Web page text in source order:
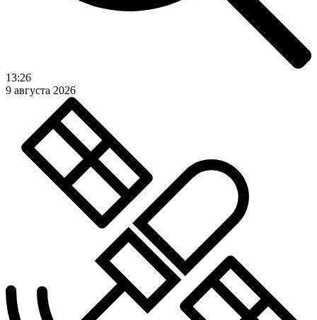
13:26
9 августа 2026